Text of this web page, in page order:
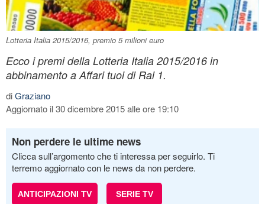
Lotteria Italia 2015/2016, premio 5 milioni euro
Ecco i premi della Lotteria Italia 2015/2016 in
abbinamento a Affari tuoi di Rai 1.
diGraziano
Aggiornato il 30 dicembre 2015 alle ore 19:10
Non perdere le ultime news
Clicca sull’argomento che ti interessa per seguirlo. Ti
terremo aggiornato con le news da non perdere.
ANTICIPAZIONI TV SERIE TV